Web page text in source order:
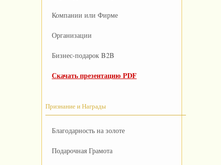
Компании или Фирме
Организации
Бизнес-подарок B2B
Скачать презентацию PDF
Признание и Награды
Благодарность на золоте
Подарочная Грамота